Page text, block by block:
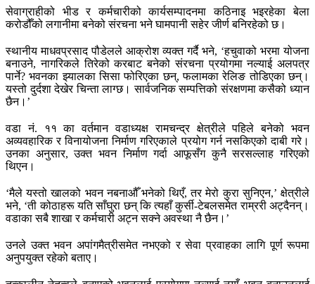
सेवाग्राहीको भीड र कर्मचारीको कार्यसम्पादनमा कठिनाइ भइरहेका बेला
करोडौँको लगानीमा बनेको संरचना भने घामपानी सहेर जीर्ण बनिरहेको छ।
स्थानीय माधवप्रसाद पौडेलले आक्रोश व्यक्त गर्दै भने, ‘हचुवाको भरमा योजना
बनाउने, नागरिकले तिरेको करबाट बनेको संरचना प्रयोगमा नल्याई अलपत्र
पार्ने? भवनका झ्यालका सिसा फोरिएका छन्, फलामका रेलिङ तोडिएका छन्।
यस्तो दुर्दशा देखेर चिन्ता लाग्छ। सार्वजनिक सम्पत्तिको संरक्षणमा कसैको ध्यान
छैन।’
वडा नं. ११ का वर्तमान वडाध्यक्ष रामचन्द्र क्षेत्रीले पहिले बनेको भवन
अव्यवहारिक र विनायोजना निर्माण गरिएकाले प्रयोग गर्न नसकिएको दाबी गरे।
उनका अनुसार, उक्त भवन निर्माण गर्दा आफूसँग कुनै सरसल्लाह गरिएको
थिएन।
‘मैले यस्तो खालको भवन नबनाऔँ भनेको थिएँ, तर मेरो कुरा सुनिएन,’ क्षेत्रीले
भने, ‘ती कोठाहरू यति साँघुरा छन् कि त्यहाँ कुर्सी-टेबलसमेत राम्ररी अट्दैनन्।
वडाका सबै शाखा र कर्मचारी अट्न सक्ने अवस्था नै छैन।’
उनले उक्त भवन अपांगमैत्रीसमेत नभएको र सेवा प्रवाहका लागि पूर्ण रूपमा
अनुपयुक्त रहेको बताए।